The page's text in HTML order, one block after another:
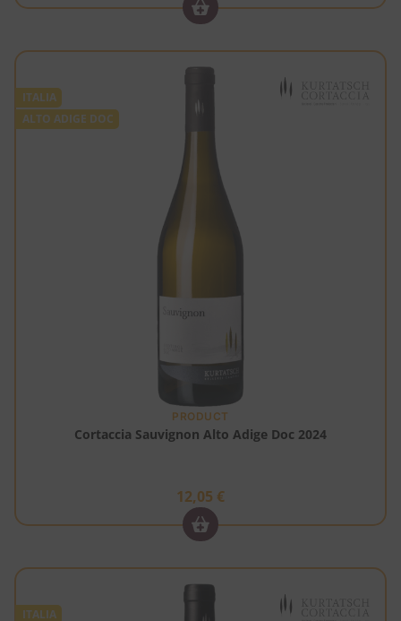
ITALIA
ALTO ADIGE DOC
PRODUCT
Cortaccia Sauvignon Alto Adige Doc 2024
12,05 €
ITALIA